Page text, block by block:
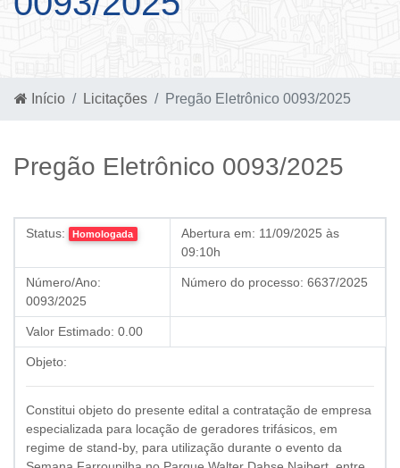
Início Licitações Pregão Eletrônico 0093/2025
Pregão Eletrônico 0093/2025
Status: Homologada Abertura em: 11/09/2025 às
09:10h
Número/Ano:
0093/2025
Número do processo: 6637/2025
Valor Estimado: 0.00
Objeto:
Constitui objeto do presente edital a contratação de empresa
especializada para locação de geradores trifásicos, em
regime de stand-by, para utilização durante o evento da